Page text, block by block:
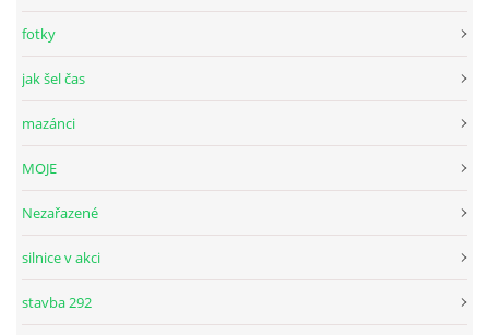
fotky
jak šel čas
mazánci
MOJE
Nezařazené
silnice v akci
stavba 292